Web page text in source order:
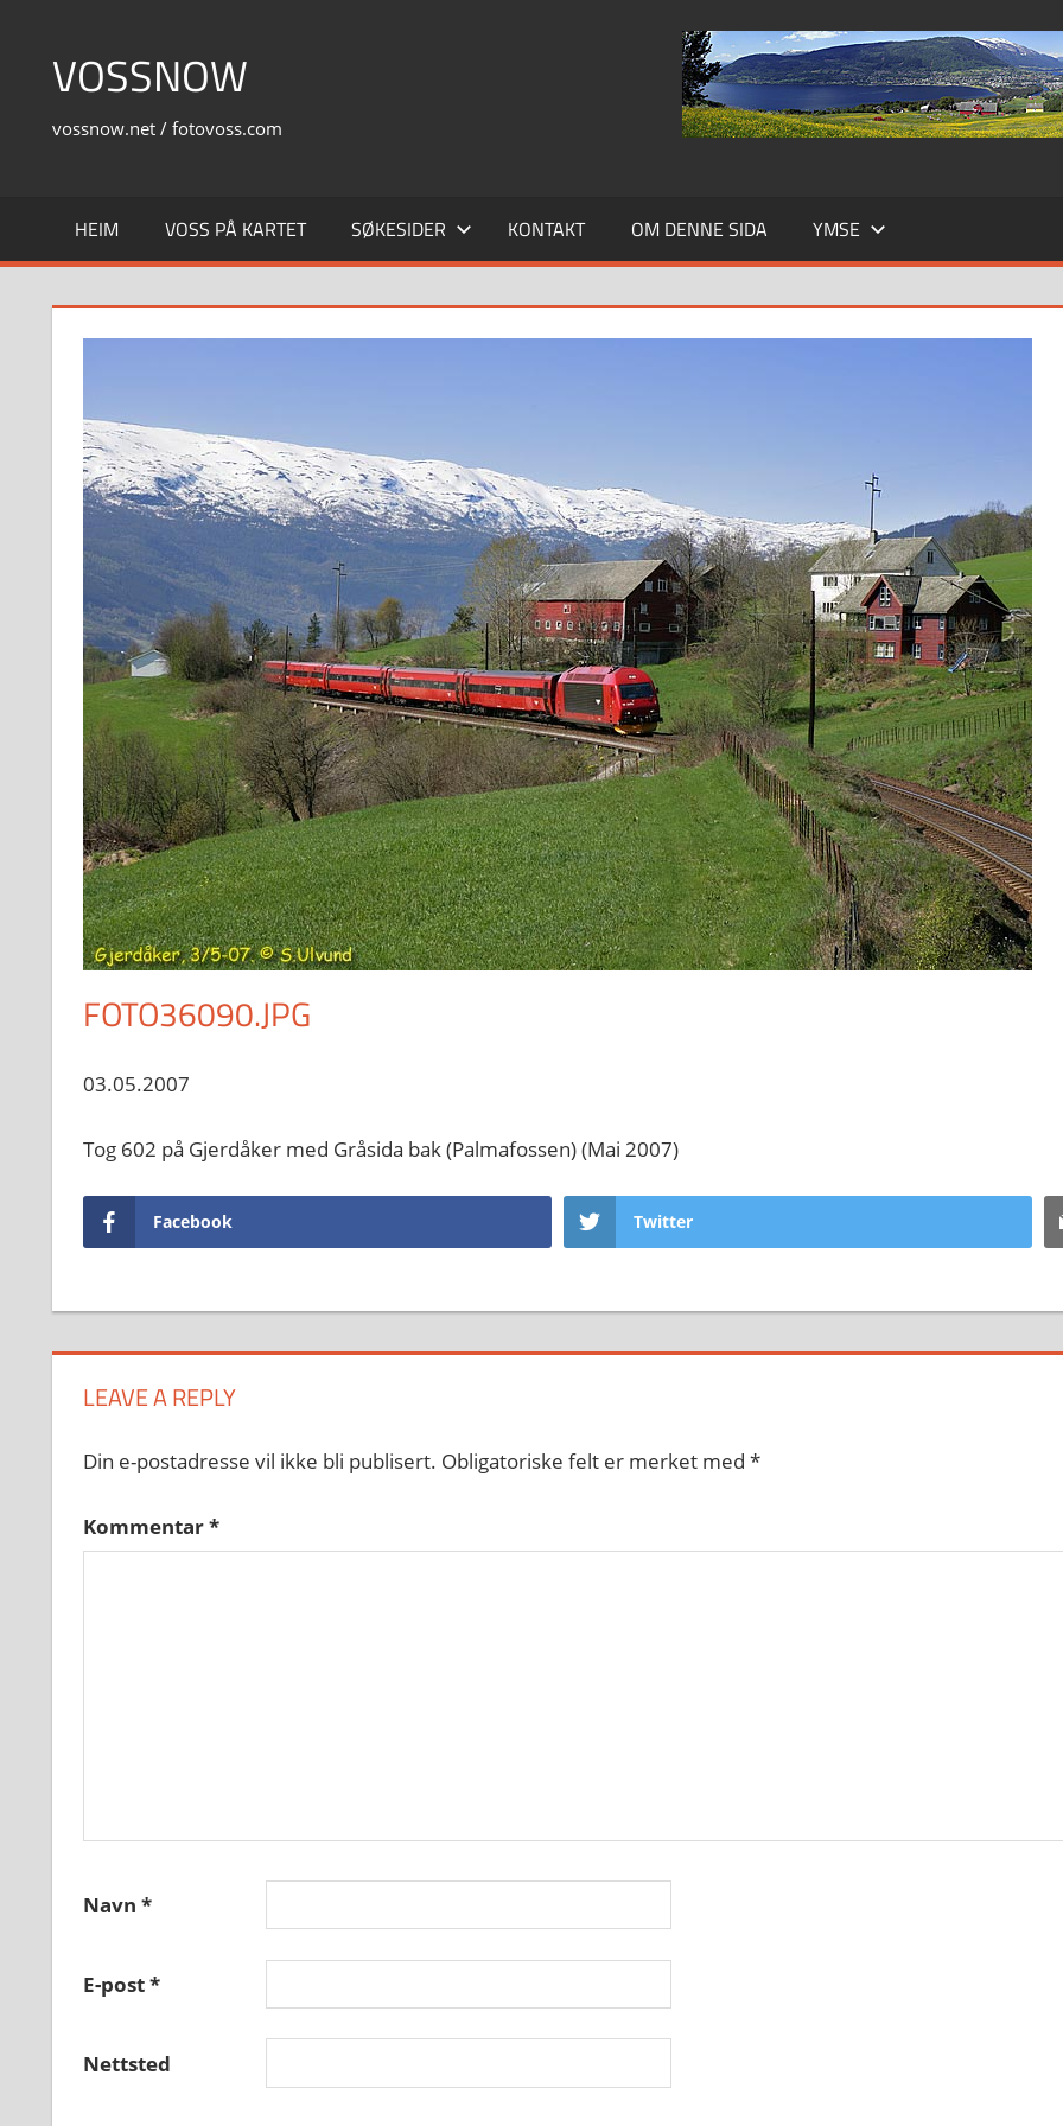
contentVOSSNOW
vossnow.net / fotovoss.com
HEIM VOSS PÅ KARTET SØKESIDER KONTAKT OM DENNE SIDA YMSE
FOTO36090.JPG
03.05.2007
Tog 602 på Gjerdåker med Gråsida bak (Palmafossen) (Mai 2007)
Facebook Twitter
LEAVE A REPLY
Din e-postadresse vil ikke bli publisert. Obligatoriske felt er merket med *
Kommentar*
Navn *
E-post*
Nettsted